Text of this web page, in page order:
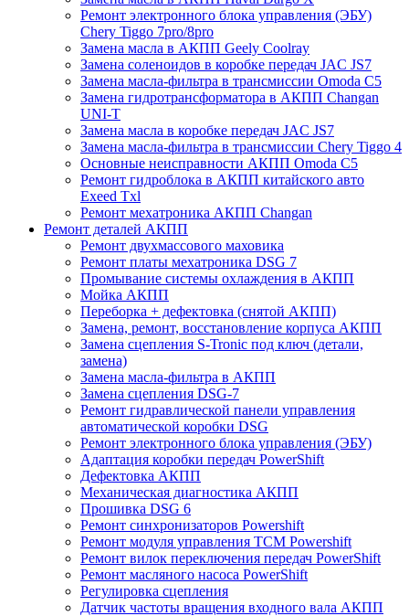
Ремонт электронного блока управления (ЭБУ)
Chery Tiggo 7pro/8pro
Замена масла в АКПП Geely Coolray
Замена соленоидов в коробке передач JAC JS7
Замена масла-фильтра в трансмиссии Omoda C5
Замена гидротрансформатора в АКПП Changan
UNI-T
Замена масла в коробке передач JAC JS7
Замена масла-фильтра в трансмиссии Chery Tiggo 4
Основные неисправности АКПП Omoda C5
Ремонт гидроблока в АКПП китайского авто
Exeed Txl
Ремонт мехатроника АКПП Changan
Ремонт деталей АКПП
Ремонт двухмассового маховика
Ремонт платы мехатроника DSG 7
Промывание системы охлаждения в АКПП
Мойка АКПП
Переборка + дефектовка (снятой АКПП)
Замена, ремонт, восстановление корпуса АКПП
Замена сцепления S-Tronic под ключ (детали,
замена)
Замена масла-фильтра в АКПП
Замена сцепления DSG-7
Ремонт гидравлической панели управления
автоматической коробки DSG
Ремонт электронного блока управления (ЭБУ)
Адаптация коробки передач PowerShift
Дефектовка АКПП
Механическая диагностика АКПП
Прошивка DSG 6
Ремонт синхронизаторов Powershift
Ремонт модуля управления TCM Powershift
Ремонт вилок переключения передач PowerShift
Ремонт масляного насоса PowerShift
Регулировка сцепления
Датчик частоты вращения входного вала АКПП